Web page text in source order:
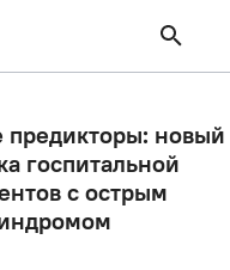
новый
госпитальной
с острым